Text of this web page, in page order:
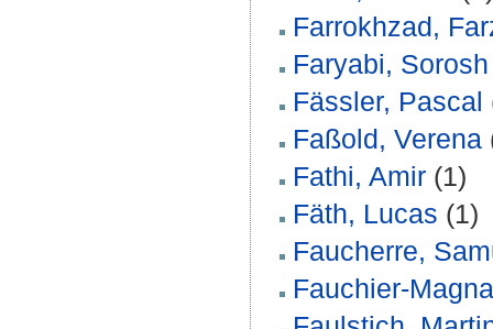
Farrokhzad,
Faryabi,
Fässler, Pascal
Faßold, Verena
Fathi, Amir (1)
Fäth, Lucas (1)
Faucherre,
Fauchier-